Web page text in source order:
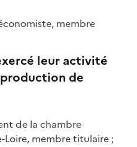
membre
leur activité
de
de la chambre
Loire, membre titulaire ;